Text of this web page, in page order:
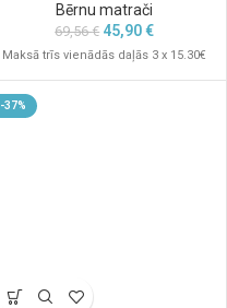
Bērnu matrači
69,56€ 45,90€
Maksā trīs vienādās daļās 3 x 15.30€
-37%